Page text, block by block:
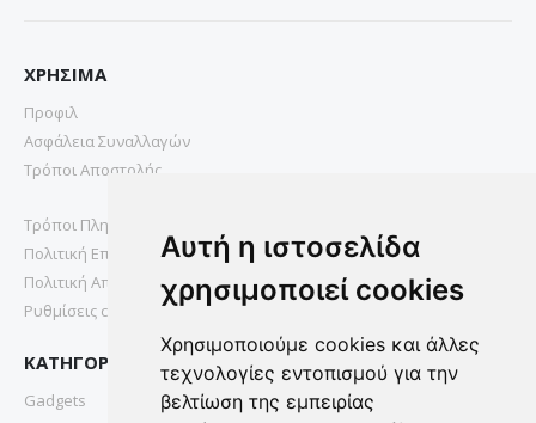
Αυτή η ιστοσελίδα
χρησιμοποιεί cookies
Χρησιμοποιούμε cookies και άλλες
τεχνολογίες εντοπισμού για την
βελτίωση της εμπειρίας
ΧΡΗΣΙΜΑ
Προφιλ
Ασφάλεια Συναλλαγών
Τρόποι Αποστολής
Τρόποι Πληρωμής
Πολιτική Επιστροφών
Πολιτική Απορρήτου
Ρυθμίσεις cookies
ΚΑΤΗΓΟΡΙΕΣ
Gadgets